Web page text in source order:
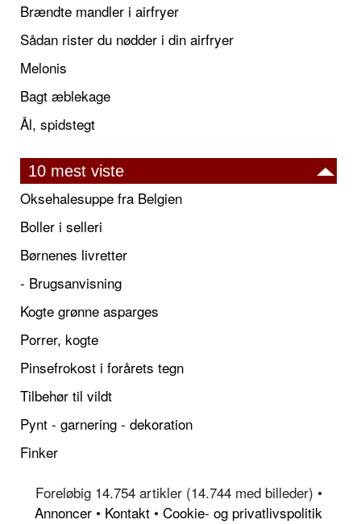
Brændte mandler i airfryer
Sådan rister du nødder i din airfryer
Melonis
Bagt æblekage
Ål, spidstegt
10 mest viste
Oksehalesuppe fra Belgien
Boller i selleri
Børnenes livretter
- Brugsanvisning
Kogte grønne asparges
Porrer, kogte
Pinsefrokost i forårets tegn
Tilbehør til vildt
Pynt - garnering - dekoration
Finker
Foreløbig 14.754 artikler (14.744 med billeder) •
Annoncer • Kontakt • Cookie- og privatlivspolitik